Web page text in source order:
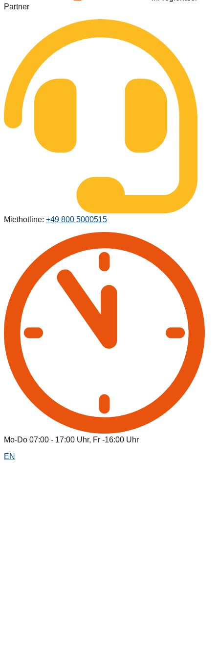
Partner
Miethotline: +49 800 5000515
Mo-Do 07:00 - 17:00 Uhr, Fr -16:00 Uhr
EN